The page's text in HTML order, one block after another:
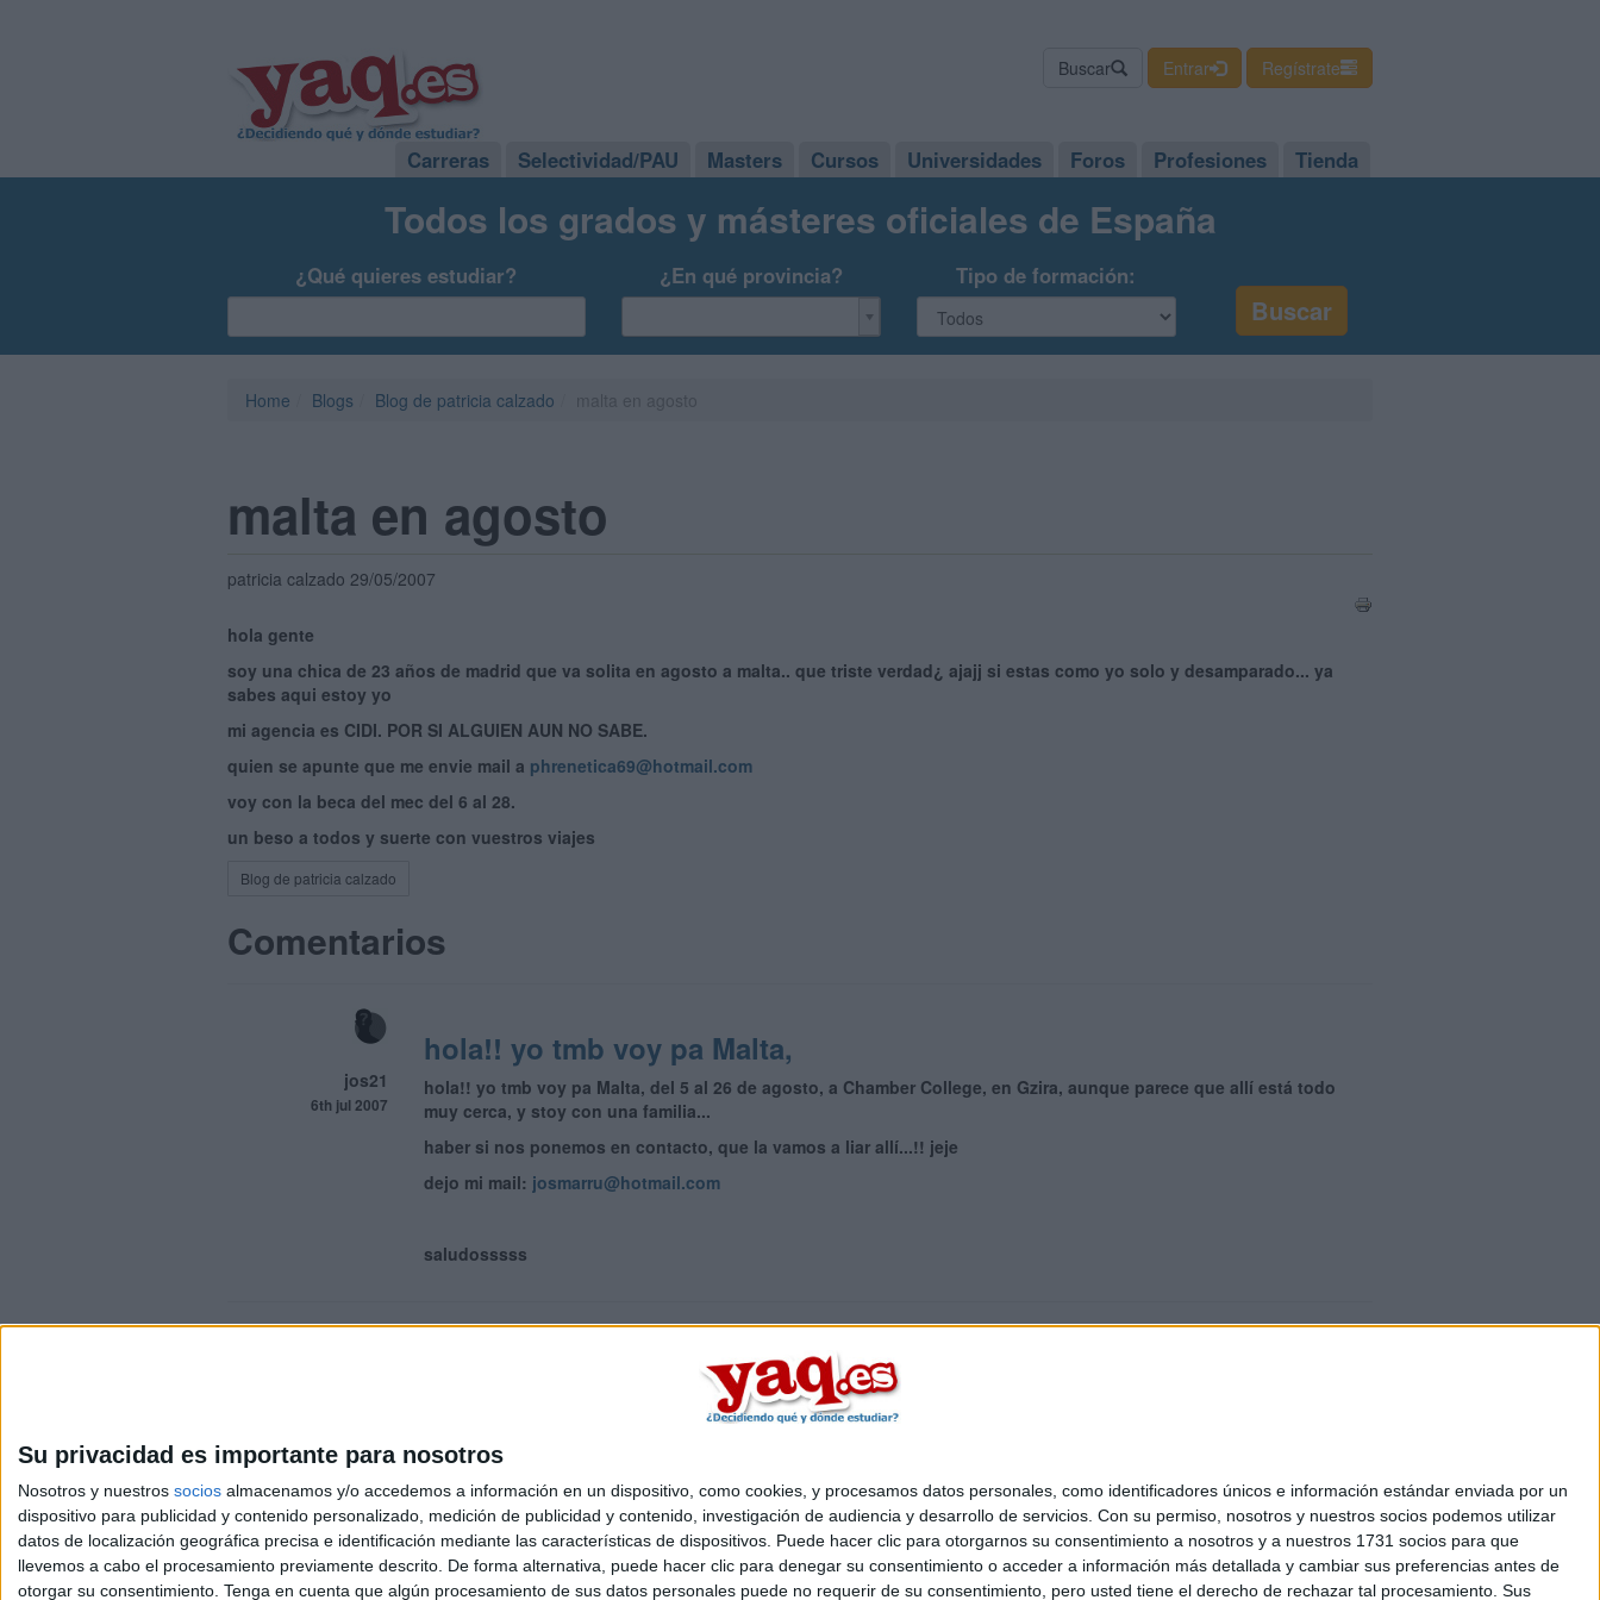
Su privacidad es importante para nosotros
Nosotros y nuestros socios almacenamos y/o accedemos a información en un dispositivo, como cookies, y procesamos datos personales, como identificadores únicos e información estándar enviada por un
dispositivo para publicidad y contenido personalizado, medición de publicidad y contenido, investigación de audiencia y desarrollo de servicios. Con su permiso, nosotros y nuestros socios podemos utilizar
datos de localización geográfica precisa e identificación mediante las características de dispositivos. Puede hacer clic para otorgarnos su consentimiento a nosotros y a nuestros 1731 socios para que
llevemos a cabo el procesamiento previamente descrito. De forma alternativa, puede hacer clic para denegar su consentimiento o acceder a información más detallada y cambiar sus preferencias antes de
otorgar su consentimiento. Tenga en cuenta que algún procesamiento de sus datos personales puede no requerir de su consentimiento, pero usted tiene el derecho de rechazar tal procesamiento. Sus
Buscar Entrar Regístrate
Carreras Selectividad/PAU Masters Cursos Universidades Foros Profesiones Tienda
Todos los grados y másteres oficiales de España
¿Qué quieres estudiar? ¿En qué provincia? Tipo de formación:
Home Blogs Blog de patricia calzado
malta en agosto
patricia calzado 29/05/2007
hola gente
soy una chica de 23 años de madrid que va solita en agosto a malta.. que triste verdad¿ ajajj si estas como yo solo y desamparado... ya
sabes aqui estoy yo
mi agencia es CIDI. POR SI ALGUIEN AUN NO SABE.
quien se apunte que me envie mail a phrenetica69@hotmail.com
voy con la beca del mec del 6 al 28.
un beso a todos y suerte con vuestros viajes
Blog de patricia calzado
Comentarios
jos21
6th jul 2007
hola!! yo tmb voy pa Malta,
hola!! yo tmb voy pa Malta, del 5 al 26 de agosto, a Chamber College, en Gzira, aunque parece que allí está todo
muy cerca, y stoy con una familia...
haber si nos ponemos en contacto, que la vamos a liar allí...!! jeje
dejo mi mail: josmarru@hotmail.com
saludosssss
Quiénes somos|Contactar|Anúnciate
Aviso legal|Politica de privacidad|Condiciones generales|Política de cookies
© 2003-2026Compás Mediterráneo S.L.- Diego de León 47 - 28006 Madrid [ESPAÑA] - Tel. +34 91 593 2767